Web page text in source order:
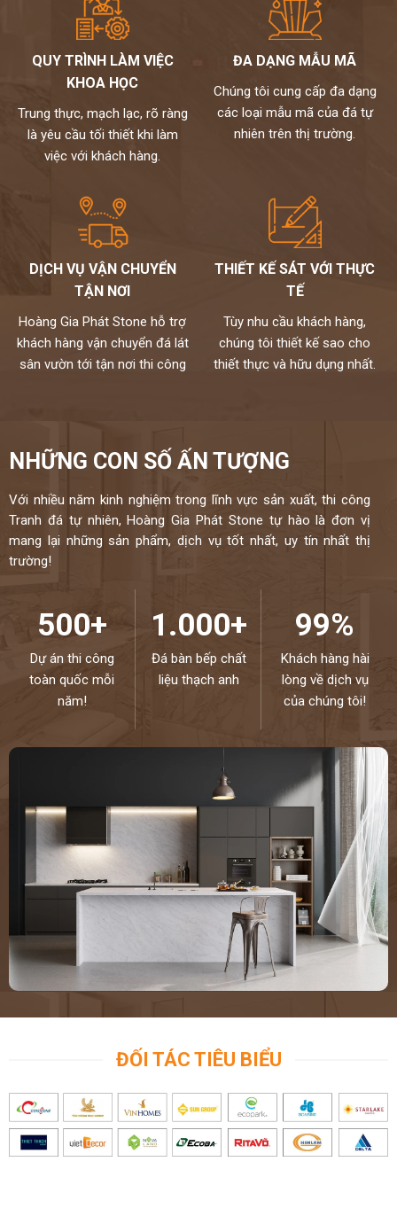
Đối với gia chủ mệnh Mộc: nên chọn tranh đá màu đen, xanh
dương, xanh lá (tương sinh), tránh vàng sậm, nâu đất, vàng
nhạt, trắng bạc (tương khắc)
Đối với gia chủ mệnh Thủy: nên chọn tranh đá màu trắng, ghi,
xám (tương sinh), xanh lam từ đậm đến nhạt. Tránh vàng, nâu
đất, nâu đậm (tương khắc).
Đối với gia chủ mệnh Hỏa: nên chọn đỏ, xanh lá cây, cam (tương
sinh), tránh đen, xanh biển sẫm, xám.
Đối với gia chủ mệnh Thổ: nên chọn tranh đá màu đỏ, tím, hồng,
kho đá hoàng gia phát là nhà phân phối và thi công đá tự nhiên
chuyên nghiệp. Hiện nay, chúng tôi đang sở hữu bộ sưu tập
tranh đá tự nhiên ốp tường cao cấp với nhiều mẫu mã độc đáo
và kích thước đa dạng. Toàn bộ đều được nhập khẩu trực tiếp từ
các nhà cung cấp hàng đầu thế giới và kiểm định kỹ lưỡng theo
một quy trình chuyên nghiệp.
Mọi nhu cầu, xin vui lòng liên hệ Hotline 0972101656 -
QUY TRÌNH LÀM VIỆC
KHOA HỌC
Trung thực, mạch lạc, rõ ràng
là yêu cầu tối thiết khi làm
việc với khách hàng.
ĐA DẠNG MẪU MÃ
Chúng tôi cung cấp đa dạng
các loại mẫu mã của đá tự
nhiên trên thị trường.
DỊCH VỤ VẬN CHUYỂN
TẬN NƠI
Hoàng Gia Phát Stone hỗ trợ
khách hàng vận chuyển đá lát
sân vườn tới tận nơi thi công
THIẾT KẾ SÁT VỚI THỰC
TẾ
Tùy nhu cầu khách hàng,
chúng tôi thiết kế sao cho
thiết thực và hữu dụng nhất.
NHỮNG CON SỐ ẤN TƯỢNG
Với nhiều năm kinh nghiệm trong lĩnh vực sản xuất, thi công
Tranh đá tự nhiên, Hoàng Gia Phát Stone tự hào là đơn vị
mang lại những sản phẩm, dịch vụ tốt nhất, uy tín nhất thị
trường!
500+
Dự án thi công
toàn quốc mỗi
năm!
1.000+
Đá bàn bếp chất
liệu thạch anh
99%
Khách hàng hài
lòng về dịch vụ
của chúng tôi!
ĐỐI TÁC TIÊU BIỂU